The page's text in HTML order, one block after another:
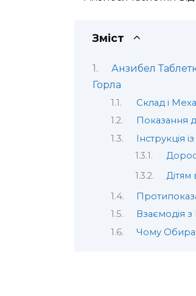
Зміст
Анзибел
Горла
Склад і
Показання
Інструкція
Дітям
Взаємодія
Чому